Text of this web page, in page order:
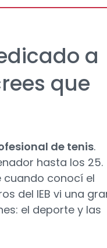
a
que
de tenis.
hasta los 25.
cuando conocí el
del IEB vi una
el deporte y las